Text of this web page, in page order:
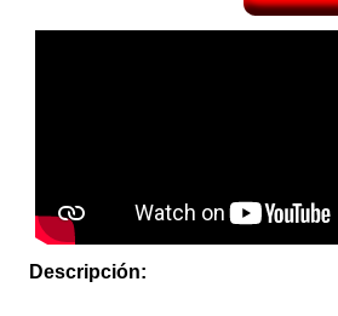
Descripción: